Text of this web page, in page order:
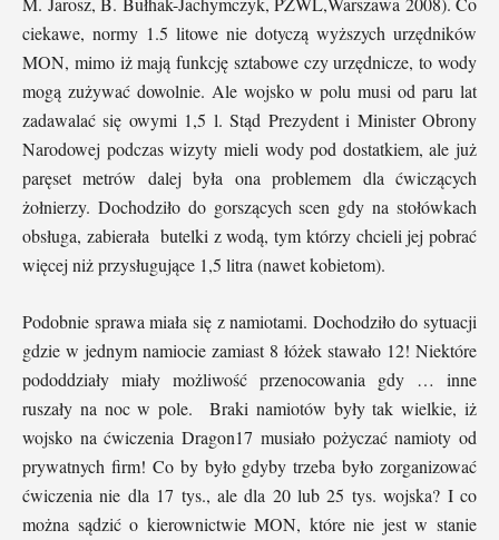
ciekawe, normy 1.5 litowe nie dotyczą wyższych urzędników
MON, mimo iż mają funkcję sztabowe czy urzędnicze, to wody
mogą zużywać dowolnie. Ale wojsko w polu musi od paru lat
zadawalać się owymi 1,5 l. Stąd Prezydent i Minister Obrony
Narodowej podczas wizyty mieli wody pod dostatkiem, ale już
paręset metrów dalej była ona problemem dla ćwiczących
żołnierzy. Dochodziło do gorszących scen gdy na stołówkach
obsługa, zabierała butelki z wodą, tym którzy chcieli jej pobrać
więcej niż przysługujące 1,5 litra (nawet kobietom).
Podobnie sprawa miała się z namiotami. Dochodziło do sytuacji
gdzie w jednym namiocie zamiast 8 łóżek stawało 12! Niektóre
pododdziały miały możliwość przenocowania gdy … inne
ruszały na noc w pole. Braki namiotów były tak wielkie, iż
wojsko na ćwiczenia Dragon17 musiało pożyczać namioty od
prywatnych firm! Co by było gdyby trzeba było zorganizować
ćwiczenia nie dla 17 tys., ale dla 20 lub 25 tys. wojska? I co
można sądzić o kierownictwie MON, które nie jest w stanie